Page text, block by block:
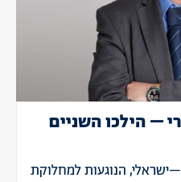
– הילכו השניים
הנוגעות למחלוקת